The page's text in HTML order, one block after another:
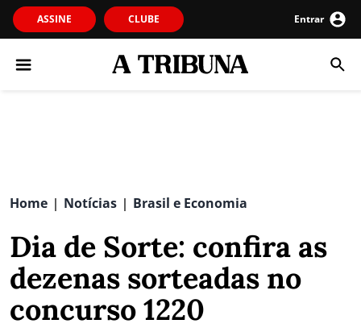
ASSINE CLUBE Entrar
Home | Notícias | Brasil e Economia
Dia de Sorte: confira as
dezenas sorteadas no
concurso 1220